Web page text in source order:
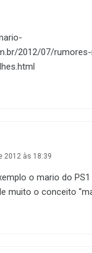
2012/07/
2012 às 18:39
o mario do PS1
muito o conceito